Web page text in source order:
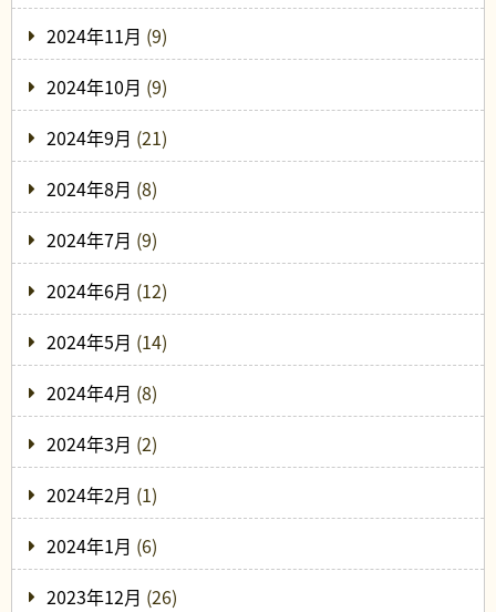
2024年11月 (9)
2024年10月 (9)
2024年9月 (21)
2024年8月 (8)
2024年7月 (9)
2024年6月 (12)
2024年5月 (14)
2024年4月 (8)
2024年3月 (2)
2024年2月 (1)
2024年1月 (6)
2023年12月 (26)